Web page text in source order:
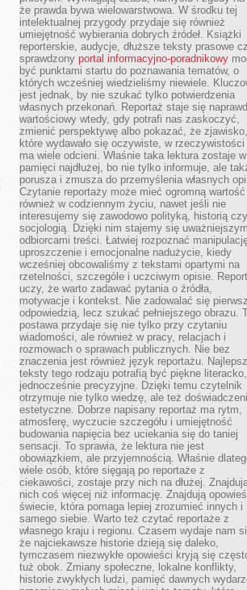
że prawda bywa wielowarstwowa. W środku tej
intelektualnej przygody przydaje się również
umiejętność wybierania dobrych źródeł. Książki
reporterskie, audycje, dłuższe teksty prasowe
sprawdzony portal informacyjno-poradnikowy
być punktami startu do poznawania tematów, o
których wcześniej wiedzieliśmy niewiele.
jest jednak, by nie szukać tylko potwierdzenia
własnych przekonań. Reportaż staje się
wartościowy wtedy, gdy potrafi nas zaskoczyć,
zmienić perspektywę albo pokazać, że zjawisko,
które wydawało się oczywiste, w rzeczywistości
ma wiele odcieni. Właśnie taka lektura zostaje w
pamięci najdłużej, bo nie tylko informuje, ale
porusza i zmusza do przemyślenia własnych
Czytanie reportaży może mieć ogromną wartość
również w codziennym życiu, nawet jeśli nie
interesujemy się zawodowo polityką, historią czy
socjologią. Dzięki nim stajemy się
odbiorcami treści. Łatwiej rozpoznać
uproszczenie i emocjonalne nadużycie, kiedy
wcześniej obcowaliśmy z tekstami opartymi na
rzetelności, szczególe i uczciwym opisie.
uczy, że warto zadawać pytania o źródła,
motywacje i kontekst. Nie zadowalać się
odpowiedzią, lecz szukać pełniejszego obrazu.
postawa przydaje się nie tylko przy czytaniu
wiadomości, ale również w pracy, relacjach i
rozmowach o sprawach publicznych. Nie bez
znaczenia jest również język reportażu.
teksty tego rodzaju potrafią być piękne
jednocześnie precyzyjne. Dzięki temu czytelnik
otrzymuje nie tylko wiedzę, ale też
estetyczne. Dobrze napisany reportaż ma rytm,
atmosferę, wyczucie szczegółu i umiejętność
budowania napięcia bez uciekania się do taniej
sensacji. To sprawia, że lektura nie jest
obowiązkiem, ale przyjemnością. Właśnie
wiele osób, które sięgają po reportaże z
ciekawości, zostaje przy nich na dłużej.
nich coś więcej niż informację. Znajdują
świecie, która pomaga lepiej zrozumieć innych i
samego siebie. Warto też czytać reportaże z
własnego kraju i regionu. Czasem wydaje nam
że najciekawsze historie dzieją się daleko,
tymczasem niezwykłe opowieści kryją się
tuż obok. Zmiany społeczne, lokalne konflikty,
historie zwykłych ludzi, pamięć dawnych